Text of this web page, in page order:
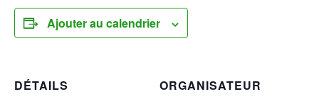
Ajouter au calendrier
DÉTAILS
ORGANISATEUR